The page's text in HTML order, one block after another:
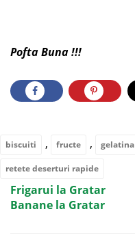
Pofta Buna !!!
biscuiti , fructe , gelatina
retete deserturi rapide
Frigarui la Gratar
Banane la Gratar